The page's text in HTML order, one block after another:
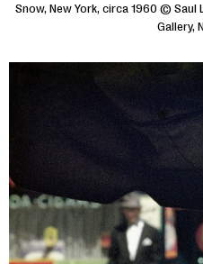
Snow, New York, circa 1960 ©
Gallery,